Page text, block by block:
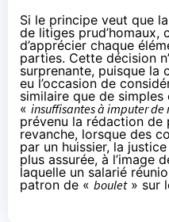
Si le principe veut que
de litiges prud’homaux,
d’apprécier chaque
parties. Cette décision
surprenante, puisque la
eu l’occasion de
similaire que de simples
« insuffisantes à imputer
prévenu la rédaction de
revanche, lorsque des
par un huissier, la
plus assurée, à l’image
laquelle un salarié
patron de « boulet» sur